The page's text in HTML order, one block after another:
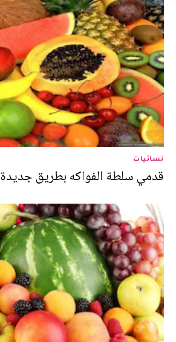
نسائيات
قدمي سلطة الفواكه بطريق جديدة